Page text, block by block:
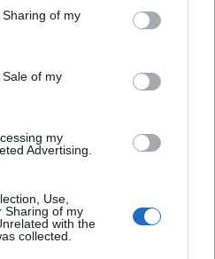
of my
of my
my
Advertising.
Use,
Sharing of my
with the
collected.
felfrissülést a